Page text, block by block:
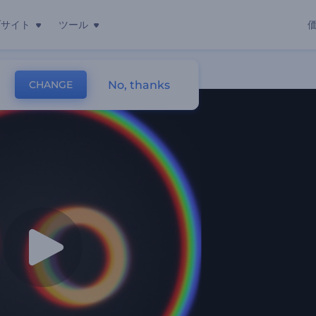
イト ツール
CHANGE No, thanks